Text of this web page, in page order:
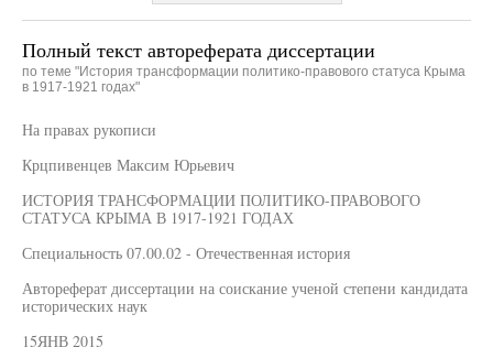
Полный текст автореферата диссертации
по теме "История трансформации политико-правового статуса Крыма
в 1917-1921 годах"
На правах рукописи
Крцпивенцев Максим Юрьевич
ИСТОРИЯ ТРАНСФОРМАЦИИ ПОЛИТИКО-ПРАВОВОГО
СТАТУСА КРЫМА В 1917-1921 ГОДАХ
Специальность 07.00.02 - Отечественная история
Автореферат диссертации на соискание ученой степени кандидата
исторических наук
15ЯНВ 2015